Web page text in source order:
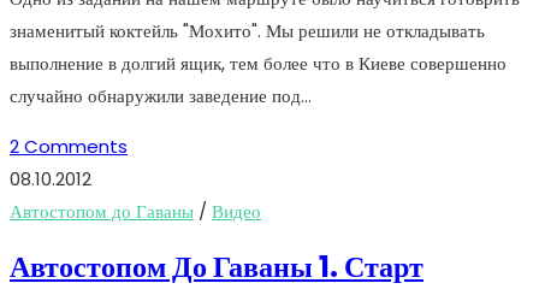
знаменитый коктейль "Мохито". Мы решили не откладывать
выполнение в долгий ящик, тем более что в Киеве совершенно
случайно обнаружили заведение под…
2 Comments
08.10.2012
Автостопом до Гаваны /Видео
Автостопом До Гаваны 1. Старт